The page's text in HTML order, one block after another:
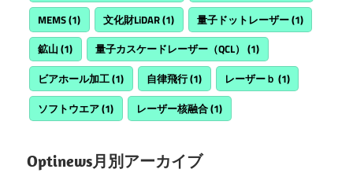
MEMS(1) 文化財LiDAR(1) 量子ドットレーザー(1)
鉱山 (1) 量子カスケードレーザー（QCL） (1)
ビアホール加工(1) 自律飛行(1) レーザーｂ (1)
ソフトウエア(1) レーザー核融合(1)
Optinews月別アーカイブ